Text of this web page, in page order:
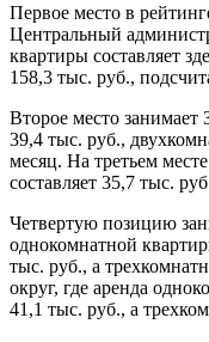
Первое место в
Центральный
квартиры составляет
158,3 тыс. руб.,
Второе место занимает
39,4 тыс. руб.,
месяц. На третьем
составляет 35,7 тыс.
Четвертую позицию
однокомнатной
тыс. руб., а
округ, где аренда
41,1 тыс. руб., а